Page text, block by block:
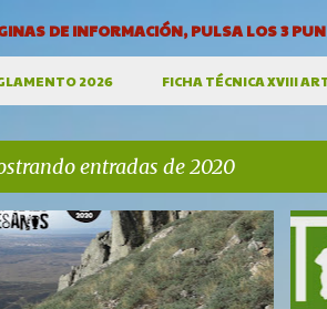
DE INFORMACIÓN, PULSA LOS 3
2026 FICHA TÉCNICA XVIII
entradas de 2020